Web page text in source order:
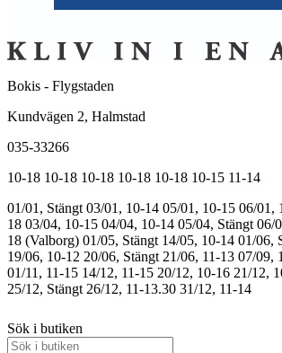
Bokis - Flygstaden
Kundvägen 2, Halmstad
035-33266
10-18 10-18 10-18 10-18 10-18 10-15 11-14
01/01, Stängt 03/01, 10-14 05/01, 10-15 06/01,
18 03/04, 10-15 04/04, 10-14 05/04, Stängt 06/
18 (Valborg) 01/05, Stängt 14/05, 10-14 01/06,
19/06, 10-12 20/06, Stängt 21/06, 11-13 07/09,
01/11, 11-15 14/12, 11-15 20/12, 10-16 21/12,
25/12, Stängt 26/12, 11-13.30 31/12, 11-14
Sök i butiken